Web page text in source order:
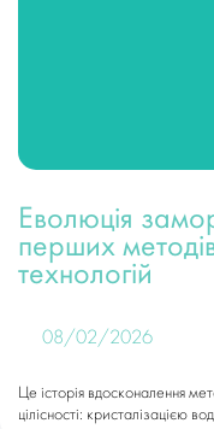
Еволюція
перших
технологій
08/02/2026
Це історія вдосконалення
цілісності: кристалізацією